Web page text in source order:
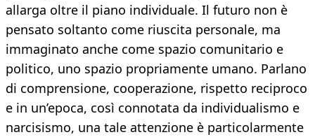
allarga oltre il piano individuale. Il futuro non è
pensato soltanto come riuscita personale, ma
immaginato anche come spazio comunitario e
politico, uno spazio propriamente umano. Parlano
di comprensione, cooperazione, rispetto reciproco
e in un’epoca, così connotata da individualismo e
narcisismo, una tale attenzione è particolarmente